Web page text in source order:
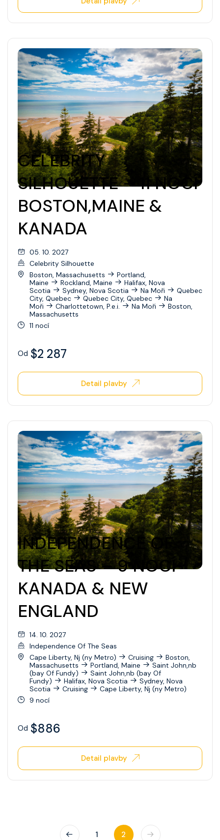
CELEBRITY
SILHOUETTE – 11 NOCÍ
BOSTON,MAINE &
KANADA
05. 10. 2027
Celebrity Silhouette
Boston, Massachusetts
Portland,
Maine
Rockland, Maine
Halifax, Nova
Scotia
Sydney, Nova Scotia Na Moři
Quebec
City, Quebec
Quebec City, Quebec
Na
Moři
Charlottetown, P.e.i. Na Moři
Boston,
Massachusetts
11 nocí
Od $2 287
Detail plavby
INDEPENDENCE OF
THE SEAS – 9 NOCÍ
KANADA & NEW
ENGLAND
14. 10. 2027
Independence Of The Seas
Cape Liberty, Nj (ny Metro)
Cruising
Boston,
Massachusetts
Portland, Maine
Saint John,nb
(bay Of Fundy)
Saint John,nb (bay Of
Fundy)
Halifax, Nova Scotia
Sydney, Nova
Scotia
Cruising
Cape Liberty, Nj (ny Metro)
9 nocí
Od $886
Detail plavby
1 2